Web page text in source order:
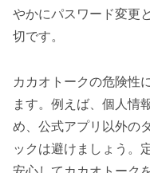
やかにパスワード変更
切です。
カカオトークの危険性
ます。例えば、個人情
め、公式アプリ以外の
ックは避けましょう。